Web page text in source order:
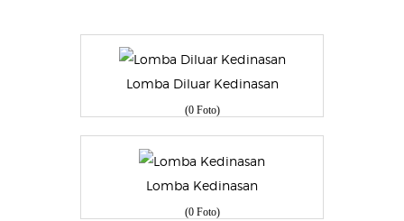
Lomba Diluar Kedinasan
(0 Foto)
Lomba Kedinasan
(0 Foto)